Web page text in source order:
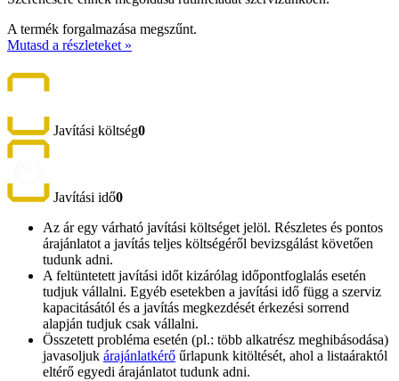
A termék forgalmazása megszűnt.
Mutasd a részleteket »
Javítási költség0
Javítási idő0
Az ár egy várható javítási költséget jelöl. Részletes és pontos
árajánlatot a javítás teljes költségéről bevizsgálást követően
tudunk adni.
A feltüntetett javítási időt kizárólag időpontfoglalás esetén
tudjuk vállalni. Egyéb esetekben a javítási idő függ a szerviz
kapacitásától és a javítás megkezdését érkezési sorrend
alapján tudjuk csak vállalni.
Összetett probléma esetén (pl.: több alkatrész meghibásodása)
javasoljuk árajánlatkérő űrlapunk kitöltését, ahol a listaáraktól
eltérő egyedi árajánlatot tudunk adni.